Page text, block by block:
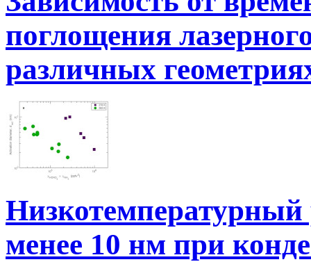
поглощения
различных
Низкотемпературный
менее 10 нм при